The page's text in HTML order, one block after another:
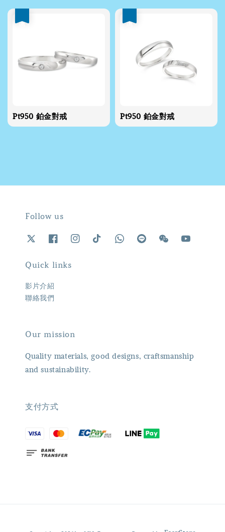
Pt950 鉑金對戒 Pt950 鉑金對戒
Follow us
Quick links
影片介紹
聯絡我們
Our mission
Quality materials, good designs, craftsmanship
and sustainability.
支付方式